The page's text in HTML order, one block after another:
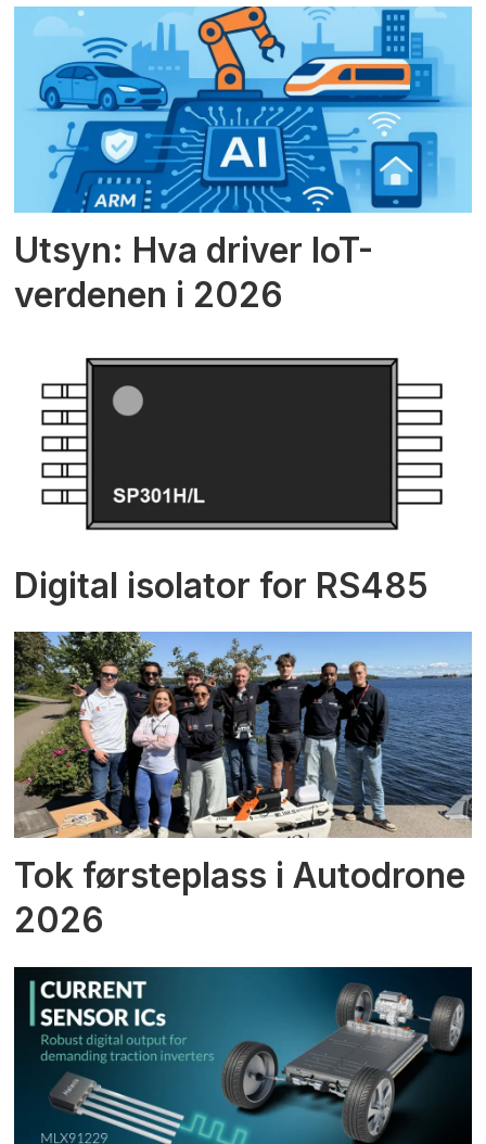
Utsyn: Hva driver IoT-
verdenen i 2026
Digital isolator for RS485
Tok førsteplass i Autodrone
2026